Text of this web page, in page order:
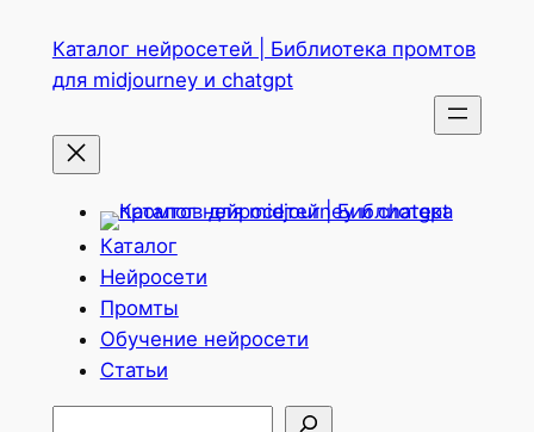
содержимому
Каталог нейросетей | Библиотека промтов
для midjourney и chatgpt
Каталог
Нейросети
Промты
Обучение нейросети
Статьи